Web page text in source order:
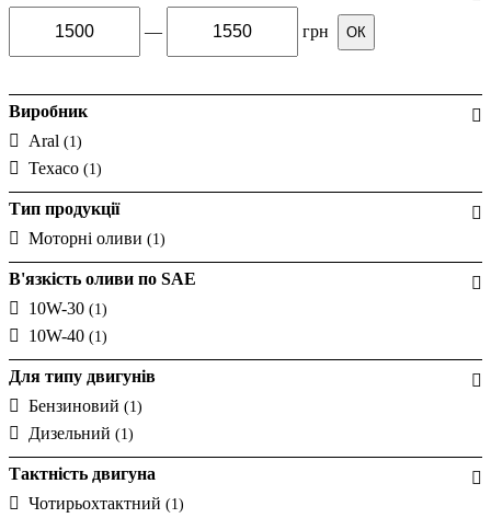
— грн ОК
Виробник
Aral (1)
Texaco (1)
Тип продукції
Моторні оливи (1)
В'язкість оливи по SAE
10W-30 (1)
10W-40 (1)
Для типу двигунів
Бензиновий (1)
Дизельний (1)
Тактність двигуна
Чотирьохтактний (1)